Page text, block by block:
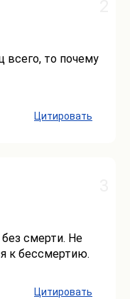
всего, то почему
Цитировать
смерти. Не
к бессмертию.
Цитировать